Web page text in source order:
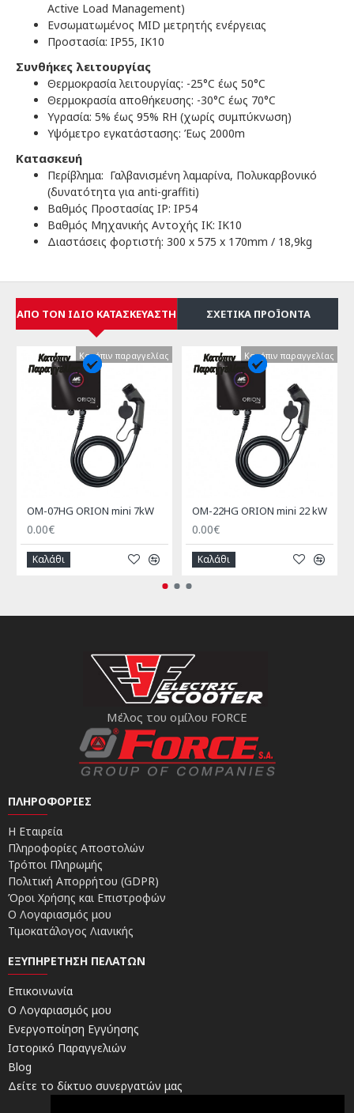
Active Load Management)
Ενσωματωμένος MID μετρητής ενέργειας
Προστασία: ΙΡ55, IK10
Συνθήκες λειτουργίας
Θερμοκρασία λειτουργίας: -25°C έως 50°C
Θερμοκρασία αποθήκευσης: -30°C έως 70°C
Υγρασία: 5% έως 95% RH (χωρίς συμπύκνωση)
Υψόμετρο εγκατάστασης: Έως 2000m
Κατασκευή
Περίβλημα: Γαλβανισμένη λαμαρίνα, Πολυκαρβονικό
(δυνατότητα για anti-graffiti)
Βαθμός Προστασίας ΙΡ: ΙΡ54
Βαθμός Μηχανικής Αντοχής ΙΚ: ΙΚ10
Διαστάσεις φορτιστή: 300 x 575 x 170mm / 18,9kg
ΑΠΌ ΤΟΝ ΊΔΙΟ ΚΑΤΑΣΚΕΥΑΣΤΉ ΣΧΕΤΙΚΆ ΠΡΟΪΌΝΤΑ
Κατόπιν παραγγελίας
Κατόπιν παραγγελίας
OM-07HG ORION mini 7kW
0.00€
Καλάθι
Κατόπιν παραγγελίας
Κατόπιν παραγγελίας
OM-22HG ORION mini 22 kW
0.00€
Καλάθι
Μέλος του ομίλου FORCE
ΠΛΗΡΟΦΟΡΊΕΣ
Η Εταιρεία
Πληροφορίες Αποστολών
Τρόποι Πληρωμής
Πολιτική Απορρήτου (GDPR)
Όροι Χρήσης και Επιστροφών
Ο Λογαριασμός μου
Τιμοκατάλογος Λιανικής
ΕΞΥΠΗΡΈΤΗΣΗ ΠΕΛΑΤΏΝ
Επικοινωνία
Ο Λογαριασμός μου
Ενεργοποίηση Εγγύησης
Ιστορικό Παραγγελιών
Blog
Δείτε το δίκτυο συνεργατών μας